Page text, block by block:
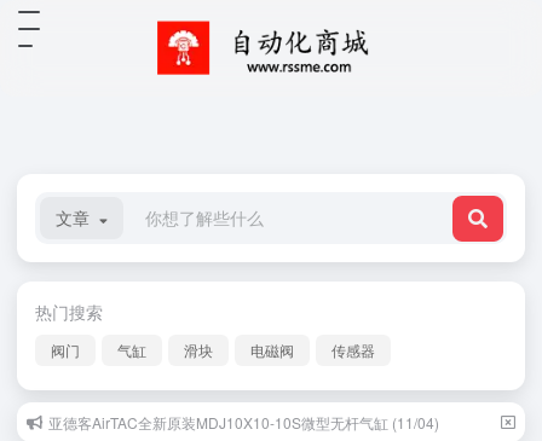
文章
热门搜索
阀门 气缸 滑块 电磁阀 传感器
亚德客AirTAC全新原装MDJ10X10-10S微型无杆气缸 (11/04)